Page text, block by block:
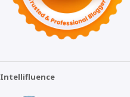
Intellifluence